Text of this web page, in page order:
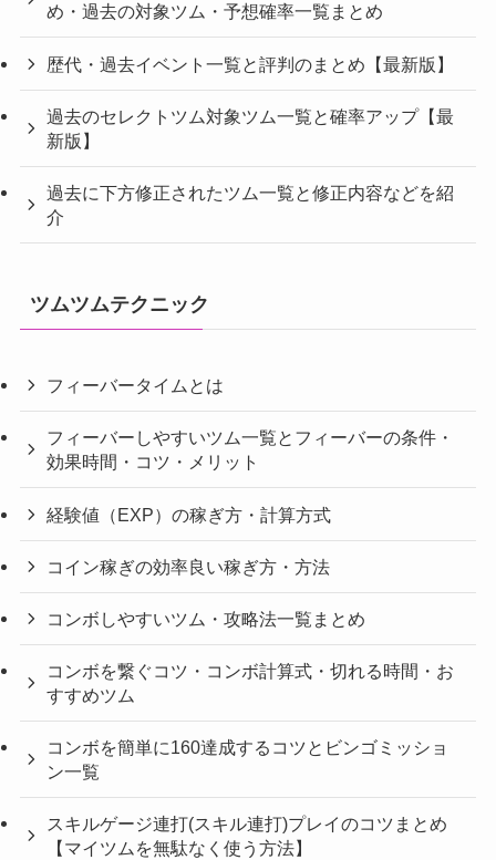
め・過去の対象ツム・予想確率一覧まとめ
歴代・過去イベント一覧と評判のまとめ【最新版】
過去のセレクトツム対象ツム一覧と確率アップ【最
新版】
過去に下方修正されたツム一覧と修正内容などを紹
介
ツムツムテクニック
フィーバータイムとは
フィーバーしやすいツム一覧とフィーバーの条件・
効果時間・コツ・メリット
経験値（EXP）の稼ぎ方・計算方式
コイン稼ぎの効率良い稼ぎ方・方法
コンボしやすいツム・攻略法一覧まとめ
コンボを繋ぐコツ・コンボ計算式・切れる時間・お
すすめツム
コンボを簡単に160達成するコツとビンゴミッショ
ン一覧
スキルゲージ連打(スキル連打)プレイのコツまとめ
【マイツムを無駄なく使う方法】